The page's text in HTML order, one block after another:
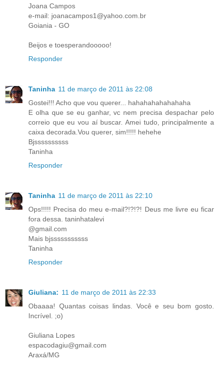
Joana Campos
e-mail: joanacampos1@yahoo.com.br
Goiania - GO
Beijos e toesperandooooo!
Responder
Taninha 11 de março de 2011 às 22:08
Gostei!!! Acho que vou querer... hahahahahahahaha
E olha que se eu ganhar, vc nem precisa despachar pelo
correio que eu vou aí buscar. Amei tudo, principalmente a
caixa decorada.Vou querer, sim!!!!! hehehe
Bjssssssssss
Taninha
Responder
Taninha 11 de março de 2011 às 22:10
Ops!!!!! Precisa do meu e-mail?!?!?! Deus me livre eu ficar
fora dessa. taninhatalevi
@gmail.com
Mais bjsssssssssss
Taninha
Responder
Giuliana: 11 de março de 2011 às 22:33
Obaaaa! Quantas coisas lindas. Você e seu bom gosto.
Incrível. ;o)
Giuliana Lopes
espacodagiu@gmail.com
Araxá/MG